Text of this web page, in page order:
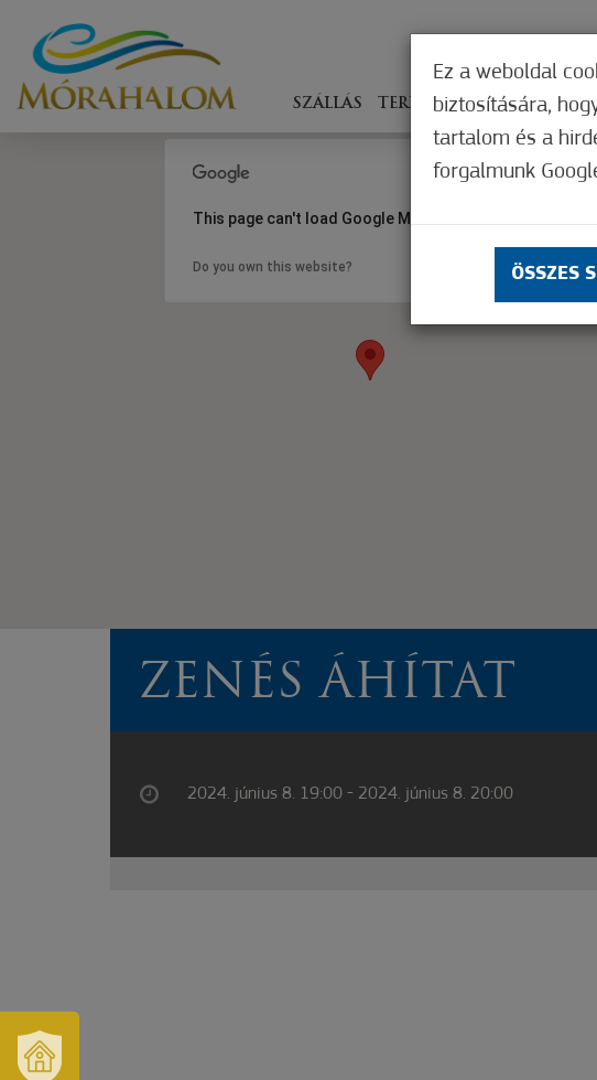
SZÁLLÁS TERÍTÉKEN
This page can't load Google Maps correctly.
Do you own this website? OK
ZENÉS ÁHÍTAT
2024. június 8. 19:00 - 2024. június 8. 20:00
Ez a weboldal
biztosítására,
tartalom és a
forgalmunk
ÖSSZES